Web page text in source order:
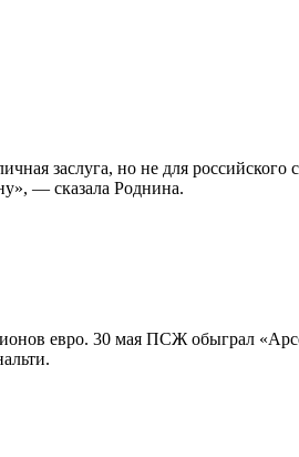
заслуга, но не для российского
— сказала Роднина.
евро. 30 мая ПСЖ обыграл